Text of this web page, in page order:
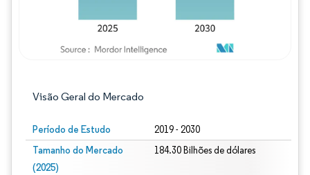
Visão Geral do Mercado
Período de Estudo 2019 - 2030
Tamanho do Mercado
(2025)
184.30 Bilhões de dólares